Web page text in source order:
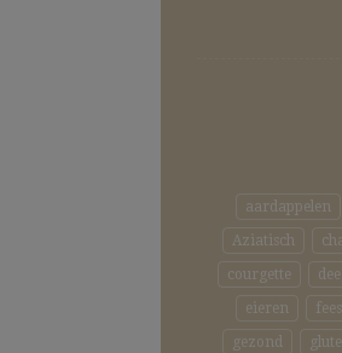
aardappelen
Aziatisch
courgette
eieren
gezond